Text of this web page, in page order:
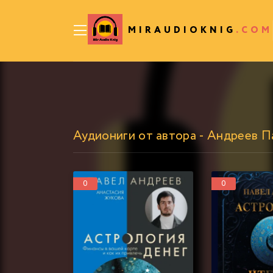
MIRAUDIOKNIG .COM
Аудиониги от автора - Андреев
0 0